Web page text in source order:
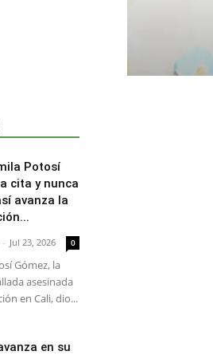
Potosí
cita y nunca
avanza la
- Jul 23, 2026 0
Gómez, la
asesinada
en Cali, dio...
en su